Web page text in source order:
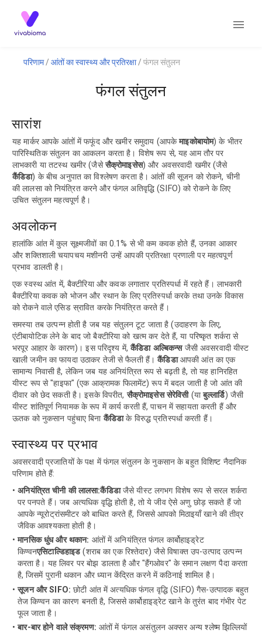
परिणाम आंतों का स्वास्थ्य और प्रतिरक्षा फंगल संतुलन
फंगल संतुलन
सारांश
यह मार्कर आपके आंतों में फफूंद और खमीर समुदाय (आपकेमाइकोबायोम) के भीतर
पारिस्थितिक संतुलन का आकलन करता है। विशेष रूप से, यह आम तौर पर
लाभकारी या तटस्थ खमीर (जैसेसैक्रोमाइसेस) और अवसरवादी खमीर (जैसे
कैंडिडा) के बीच अनुपात का विश्लेषण करता है। आंतों की सूजन को रोकने, चीनी
की लालसा को नियंत्रित करने और फंगल अतिवृद्धि (SIFO) को रोकने के लिए
उचित संतुलन महत्वपूर्ण है।
अवलोकन
हालांकि आंत में कुल सूक्ष्मजीवों का 0.1% से भी कम कवक होते हैं, उनका आकार
और शक्तिशाली चयापचय मशीनरी उन्हें आपकी प्रतिरक्षा प्रणाली पर महत्वपूर्ण
प्रभाव डालती है।
एक स्वस्थ आंत में, बैक्टीरिया और कवक लगातार प्रतिस्पर्धा में रहते हैं। लाभकारी
बैक्टीरिया कवक को भोजन और स्थान के लिए प्रतिस्पर्धा करके तथा उनके विकास
को रोकने वाले एसिड स्रावित करके नियंत्रित करते हैं।
समस्या तब उत्पन्न होती है जब यह संतुलन टूट जाता है (उदाहरण के लिए,
एंटीबायोटिक लेने के बाद जो बैक्टीरिया को खत्म कर देते हैं, या परिष्कृत शर्करा से
भरपूर आहार के कारण)। इस परिदृश्य में,कैंडिडा अल्बिकन्सजैसी अवसरवादी यीस्ट
खाली जमीन का फायदा उठाकर तेजी से फैलती हैं।कैंडिडाआपकी आंत का एक
सामान्य निवासी है, लेकिन जब यह अनियंत्रित रूप से बढ़ती है, तो यह हानिरहित
यीस्ट रूप से "हाइफा" (एक आक्रामक फिलामेंट) रूप में बदल जाती है जो आंत की
दीवार को छेद सकती है। इसके विपरीत,सैक्रोमाइसेस सेरेविसी(याबुल्लार्डि) जैसी
यीस्ट शांतिपूर्ण नियामक के रूप में कार्य करती हैं, पाचन में सहायता करती हैं और
ऊतक को नुकसान पहुंचाए बिनाकैंडिडाके विरुद्ध प्रतिस्पर्धा करती हैं।
स्वास्थ्य पर प्रभाव
अवसरवादी प्रजातियों के पक्ष में फंगल संतुलन के नुकसान के बहुत विशिष्ट नैदानिक ​​
परिणाम होते हैं:
अनियंत्रित चीनी की लालसा:कैंडिडाजैसे यीस्ट लगभग विशेष रूप से सरल शर्करा
पर पनपते हैं। जब अत्यधिक वृद्धि होती है, तो ये जीव ऐसे अणु छोड़ सकते हैं जो
आपके न्यूरोट्रांसमीटर को बाधित करते हैं, जिससे आपको मिठाइयाँ खाने की तीव्र
जैविक आवश्यकता होती है।
मानसिक धुंध और थकान: आंतों में अनियंत्रित फंगल कार्बोहाइड्रेट
किण्वनएसिटाल्डिहाइड(शराब का एक रिश्तेदार) जैसे विषाक्त उप-उत्पाद उत्पन्न
करता है। यह लिवर पर बोझ डालता है और "हैंगओवर" के समान लक्षण पैदा करता
है, जिसमें पुरानी थकान और ध्यान केंद्रित करने में कठिनाई शामिल है।
सूजन और SIFO: छोटी आंत में अत्यधिक फंगल वृद्धि (SIFO) गैस-उत्पादक बहुत
तेज किण्वन का कारण बनती है, जिससे कार्बोहाइड्रेट खाने के तुरंत बाद गंभीर पेट
फूल जाता है।
बार-बार होने वाले संक्रमण: आंतों में फंगल असंतुलन अक्सर अन्य श्लेष्म झिल्लियों